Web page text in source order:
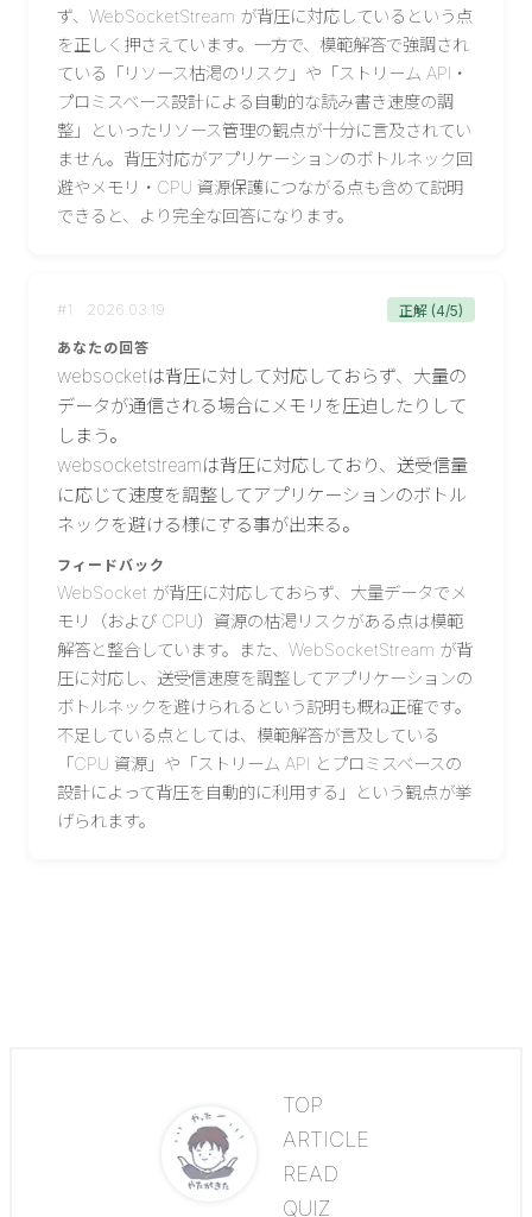
ず、WebSocketStream が背圧に対応しているという点
を正しく押さえています。一方で、模範解答で強調され
ている「リソース枯渇のリスク」や「ストリーム API・
プロミスベース設計による自動的な読み書き速度の調
整」といったリソース管理の観点が十分に言及されてい
ません。背圧対応がアプリケーションのボトルネック回
避やメモリ・CPU 資源保護につながる点も含めて説明
できると、より完全な回答になります。
# 1 2026.03.19 正解 (4/5)
あなたの回答
websocketは背圧に対して対応しておらず、大量の
データが通信される場合にメモリを圧迫したりして
しまう。
websocketstreamは背圧に対応しており、送受信量
に応じて速度を調整してアプリケーションのボトル
ネックを避ける様にする事が出来る。
フィードバック
WebSocket が背圧に対応しておらず、大量データでメ
モリ（および CPU）資源の枯渇リスクがある点は模範
解答と整合しています。また、WebSocketStream が背
圧に対応し、送受信速度を調整してアプリケーションの
ボトルネックを避けられるという説明も概ね正確です。
不足している点としては、模範解答が言及している
「CPU 資源」や「ストリーム API とプロミスベースの
設計によって背圧を自動的に利用する」という観点が挙
げられます。
TOP
ARTICLE
READ
QUIZ